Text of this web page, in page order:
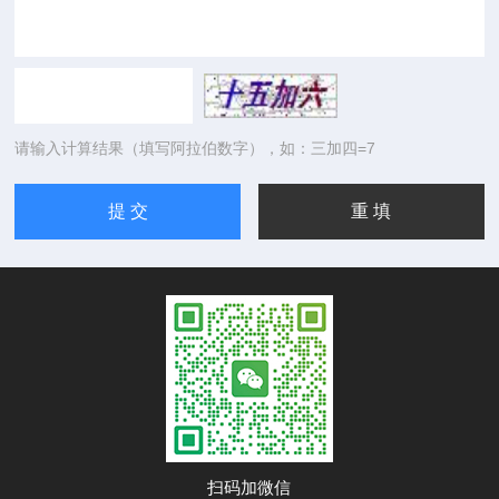
请输入计算结果（填写阿拉伯数字），如：三加四=7
扫码加微信